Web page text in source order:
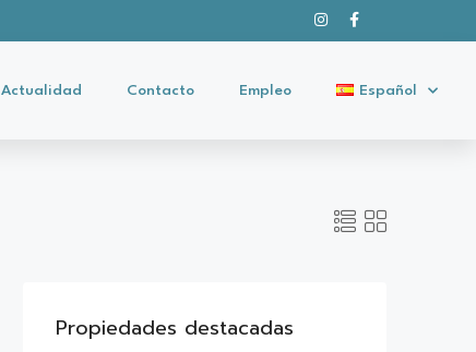
Actualidad Contacto Empleo Español
Propiedades destacadas